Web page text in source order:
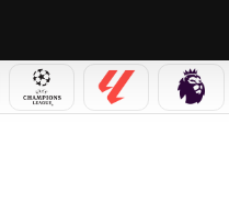
MX CHAMPIONS LEAGUE
LALIGA